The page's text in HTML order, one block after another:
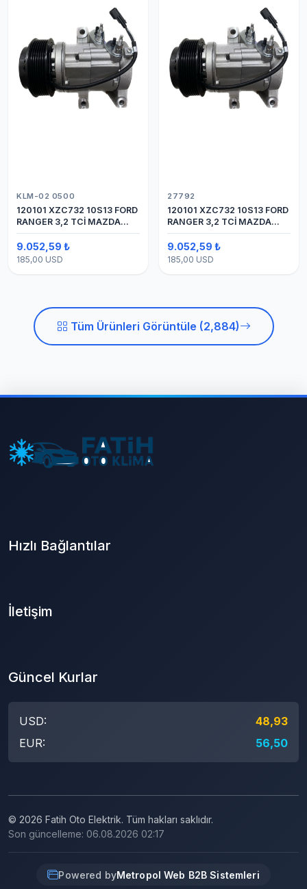
KLM-02 0500
120101 XZC732 10S13 FORD
RANGER 3,2 TCİ MAZDA
Y.M.
9.052,59 ₺
185,00 USD
27792
120101 XZC732 10S13 FORD
RANGER 3,2 TCİ MAZDA
Y.M. KOMPRESÖR 7PK 12V
9.052,59 ₺
185,00 USD
Tüm Ürünleri Görüntüle (2,884)
Hızlı Bağlantılar
İletişim
Güncel Kurlar
USD:
48,93
EUR:
56,50
© 2026 Fatih Oto Elektrik. Tüm hakları saklıdır.
Son güncelleme: 06.08.2026 02:17
Powered byMetropol Web B2B Sistemleri